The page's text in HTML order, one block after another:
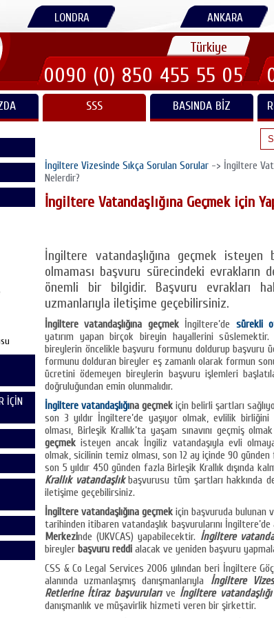
LONDRA ANKARA
Türkiye
0090 (0) 850 455 55 05
SSS BASINDA BIZ
İÇİN
İngiltere Vizesinde Sıkça Sorulan Sorular -> İngiltere
Nelerdir?
İngiltere Vatandaşlığına Geçmek için
İngiltere vatandaşlığına geçmek
olmaması başvuru sürecindeki evrakların
önemli bir bilgidir. Başvuru evrakları
uzmanlarıyla iletişime geçebilirsiniz.
İngiltere vatandaşlığına geçmek İngiltere’de sürekli
yatırım yapan birçok bireyin hayallerini
bireylerin öncelikle başvuru formunu doldurup başvuru
formunu dolduran bireyler eş zamanlı olarak formun
ücretini ödemeyen bireylerin başvuru işlemleri
doğruluğundan emin olunmalıdır.
İngiltere vatandaşlığına geçmekiçin belirli şartları
son 3 yıldır İngiltere’de yaşıyor olmak, evlilik
olması, Birleşik Krallık’ta yaşam sınavını geçmiş
geçmekisteyen ancak İngiliz vatandaşıyla evli
olmak, sicilinin temiz olması, son 12 ay içinde 90 günden
son 5 yıldır 450 günden fazla Birleşik Krallık dışında
Krallık vatandaşlıkbaşvurusu tüm şartları hakkında
iletişime geçebilirsiniz.
İngiltere vatandaşlığına geçmek için başvuruda bulunan
tarihinden itibaren vatandaşlık başvurularını İngiltere’de
Merkezinde (UKVCAS) yapabilecektir. İngiltere
bireyler başvuru reddi alacak ve yeniden başvuru
CSS & Co Legal Services 2006 yılından beri İngiltere
alanında uzmanlaşmış danışmanlarıyla İngiltere Vizes
Retlerine İtiraz başvurularıve İngiltere vatandaşlığı
danışmanlık ve müşavirlik hizmeti veren bir şirkettir.